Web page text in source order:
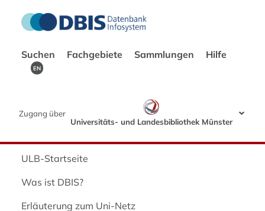
Suchen Fachgebiete Sammlungen Hilfe
EN
Zugang über
Universitäts- und Landesbibliothek Münster
ULB-Startseite
Was ist DBIS?
Erläuterung zum Uni-Netz